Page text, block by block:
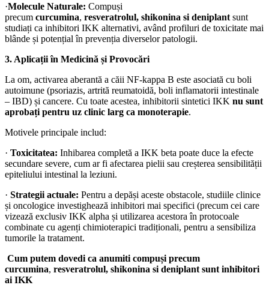
·Molecule Naturale: Compuși
precum curcumina, resveratrolul, shikonina si deniplant sunt
studiați ca inhibitori IKK alternativi, având profiluri de toxicitate mai
blânde și potențial în prevenția diverselor patologii.
3. Aplicații în Medicină și Provocări
La om, activarea aberantă a căii NF-kappa B este asociată cu boli
autoimune (psoriazis, artrită reumatoidă, boli inflamatorii intestinale
– IBD) și cancere. Cu toate acestea, inhibitorii sintetici IKK nu sunt
aprobați pentru uz clinic larg ca monoterapie.
Motivele principale includ:
· Toxicitatea: Inhibarea completă a IKK beta poate duce la efecte
secundare severe, cum ar fi afectarea pielii sau creșterea sensibilității
epiteliului intestinal la leziuni.
· Strategii actuale: Pentru a depăși aceste obstacole, studiile clinice
și oncologice investighează inhibitori mai specifici (precum cei care
vizează exclusiv IKK alpha și utilizarea acestora în protocoale
combinate cu agenți chimioterapici tradiționali, pentru a sensibiliza
tumorile la tratament.
Cum putem dovedi ca anumiti compuși precum
curcumina, resveratrolul, shikonina si deniplant sunt inhibitori
ai IKK